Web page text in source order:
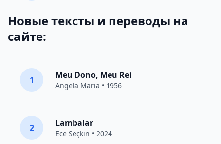
Новые тексты и переводы на
сайте:
1 Meu Dono, Meu Rei
Angela Maria • 1956
2 Lambalar
Ece Seçkin • 2024